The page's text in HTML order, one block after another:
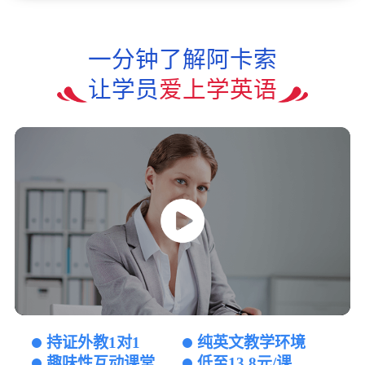
一分钟了解阿卡索
让学员爱上学英语
持证外教1对1
纯英文教学环境